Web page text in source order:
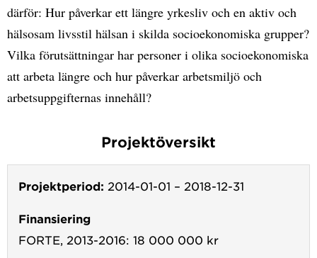
därför: Hur påverkar ett längre yrkesliv och en aktiv och
hälsosam livsstil hälsan i skilda socioekonomiska grupper?
Vilka förutsättningar har personer i olika socioekonomiska
att arbeta längre och hur påverkar arbetsmiljö och
arbetsuppgifternas innehåll?
Projektöversikt
Projektperiod: 2014-01-01 – 2018-12-31
Finansiering
FORTE, 2013-2016: 18 000 000 kr